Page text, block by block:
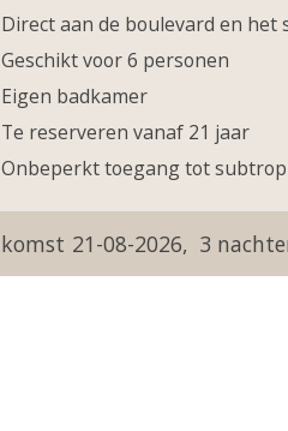
Direct aan de boulevard en het
Geschikt voor 6 personen
Eigen badkamer
Te reserveren vanaf 21 jaar
Onbeperkt toegang tot
21-08-2026 3